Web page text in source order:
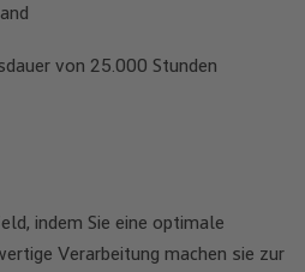
von 25.000 Stunden
indem Sie eine optimale
Verarbeitung machen sie zur